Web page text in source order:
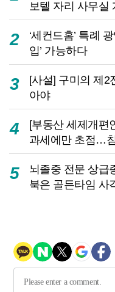
보텔 자리 사무실
2
‘세컨드홈’ 특례
입’ 가능하다
3
[사설] 구미의 제2
아야
4
[부동산 세제개편
과세에만 초점…
5
뇌졸중 전문 상급
북은 골든타임 사